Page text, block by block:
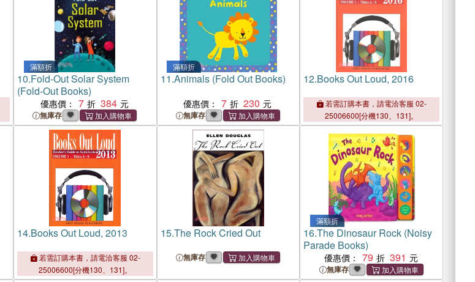
滿額折
10.Fold-Out Solar System
(Fold-Out Books)
優惠價： 7 384
無庫存
滿額折
11.Animals (Fold Out Books)
優惠價： 7 230
無庫存
12.Books Out Loud, 2016
若需訂購本書，請電洽客服 02-
25006600[分機130、131]。
14.Books Out Loud, 2013
若需訂購本書，請電洽客服 02-
25006600[分機130、131]。
15.The Rock Cried Out
無庫存
滿額折
16.The Dinosaur Rock (Noisy
Parade Books)
優惠價： 79 391
無庫存